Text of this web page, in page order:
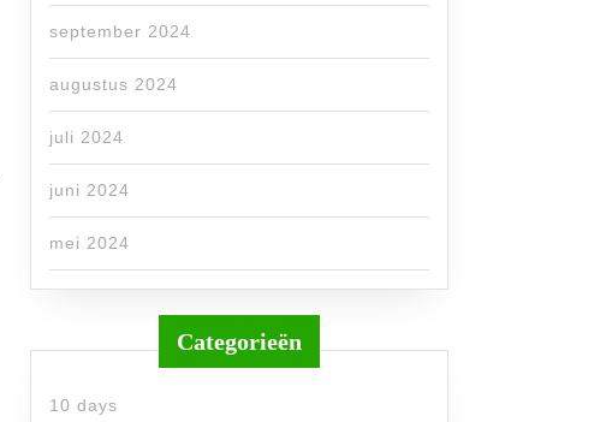
september 2024
augustus 2024
juli 2024
juni 2024
mei 2024
Categorieën
10 days